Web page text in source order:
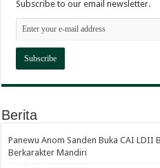
Subscribe to our email newsletter.
Berita
Panewu Anom Sanden Buka CAI LDII
Berkarakter Mandiri